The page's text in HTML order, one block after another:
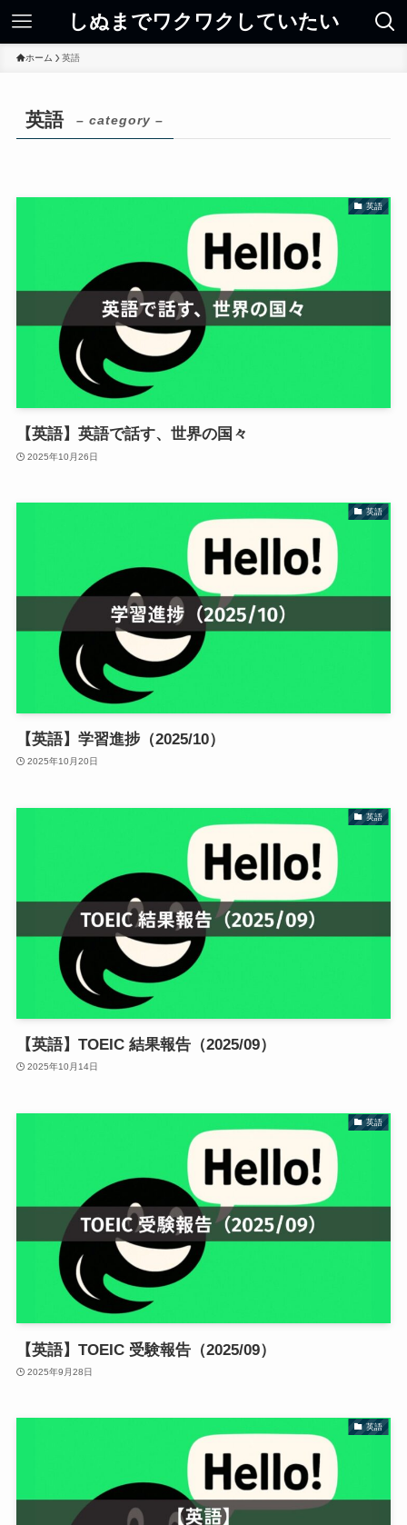
しぬまでワクワクしていたい
ホーム 英語
英語 – category –
英語
【英語】英語で話す、世界の国々
2025年10月26日
英語
【英語】学習進捗（2025/10）
2025年10月20日
英語
【英語】TOEIC 結果報告（2025/09）
2025年10月14日
英語
【英語】TOEIC 受験報告（2025/09）
2025年9月28日
英語